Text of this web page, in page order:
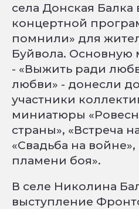
села Донская Балка
концертной
помнили» для
Буйвола. Основную
- «Выжить ради
любви» - донесли
участники
миниатюры
страны», «Встреча
«Свадьба на
пламени боя».
В селе Николина
выступление